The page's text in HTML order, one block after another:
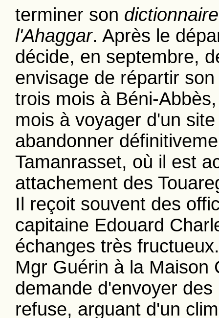
terminer son
l'Ahaggar. Après le
décide, en septembre,
envisage de répartir
trois mois à Béni-
mois à voyager d'un
abandonner
Tamanrasset, où il est
attachement des
Il reçoit souvent des
capitaine Edouard
échanges très
Mgr Guérin à la Maison
demande d'envoyer
refuse, arguant d'un